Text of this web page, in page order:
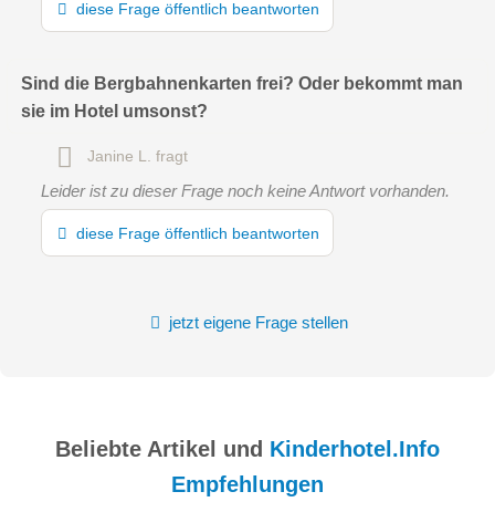
diese Frage öffentlich beantworten
Sind die Bergbahnenkarten frei? Oder bekommt man
sie im Hotel umsonst?
Janine L. fragt
Leider ist zu dieser Frage noch keine Antwort vorhanden.
diese Frage öffentlich beantworten
jetzt eigene Frage stellen
Beliebte Artikel und Kinderhotel.Info
Empfehlungen